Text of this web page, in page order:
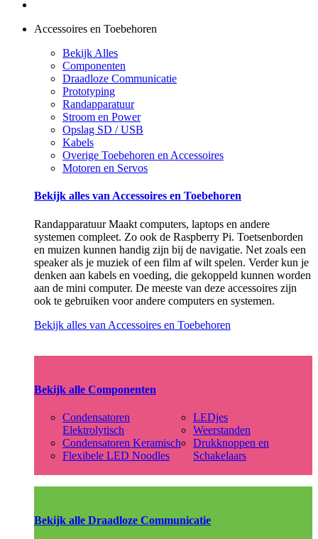
Accessoires en Toebehoren
Bekijk Alles
Componenten
Draadloze Communicatie
Prototyping
Randapparatuur
Stroom en Power
Opslag SD / USB
Kabels
Overige Toebehoren en Accessoires
Motoren en Servos
Bekijk alles van Accessoires en Toebehoren
Randapparatuur Maakt computers, laptops en andere
systemen compleet. Zo ook de Raspberry Pi. Toetsenborden
en muizen kunnen handig zijn bij de navigatie. Net zoals een
speaker als je muziek of een film af wilt spelen. Verder kun je
denken aan kabels en voeding, die gekoppeld kunnen worden
aan de mini computer. De meeste van deze accessoires zijn
ook te gebruiken voor andere computers en systemen.
Bekijk alles van Accessoires en Toebehoren
Bekijk alle Componenten
Condensatoren
Elektrolytisch
Condensatoren Keramisch
Flexibele LED Noodles
LEDjes
Weerstanden
Drukknoppen en
Schakelaars
Bekijk alle Draadloze Communicatie